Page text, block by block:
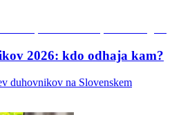
2026: kdo odhaja kam?
duhovnikov na Slovenskem